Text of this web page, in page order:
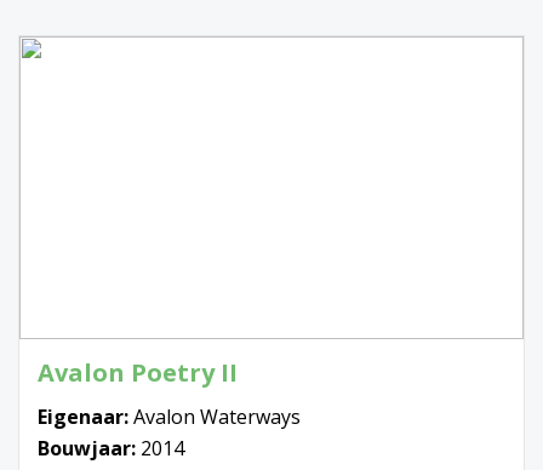
Avalon Poetry II
Eigenaar:Avalon Waterways
Bouwjaar: 2014